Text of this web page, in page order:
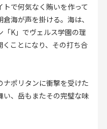
で何気なく賄いを作って
海が声を掛ける。海は、
「K」でヴェルス学園の理
ことになり、その打ち合
ポリタンに衝撃を受けた
、岳もまたその完璧な味